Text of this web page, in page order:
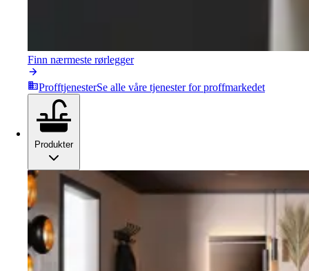
Finn nærmeste rørlegger
ProfftjenesterSe alle våre tjenester for proffmarkedet
Produkter